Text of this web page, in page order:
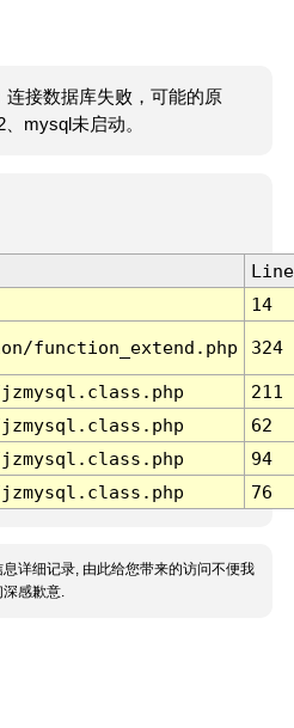
连接数据库失败，可能的原
mysql未启动。
Line
14
function_extend.php 324
211
62
94
76
详细记录, 由此给您带来的访问不便我
深感歉意.